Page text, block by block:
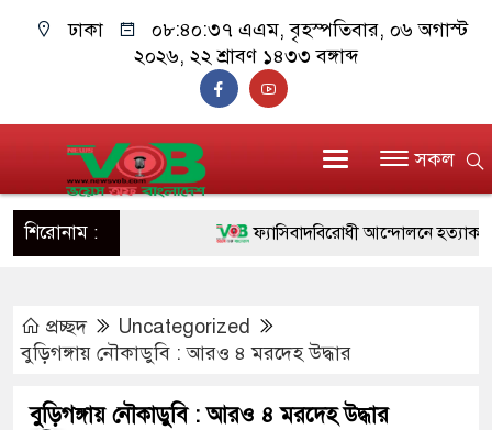
ঢাকা ০৮:৪০:৩৭ এএম, বৃহস্পতিবার, ০৬ অগাস্ট
২০২৬, ২২ শ্রাবণ ১৪৩৩ বঙ্গাব্দ
সকল
শিরোনাম : ফ্যাসিবাদবিরোধী আন্দোলনে হত্যাকাণ্ডের
মাননীয় প্রধানমন্ত্রী, মন্ত্রীবর্গ ও সরকারের
উদ্ধার
প্রচ্ছদ
Uncategorized
বুড়িগঙ্গায় নৌকাডুবি : আরও ৪ মরদেহ উদ্ধার
বুড়িগঙ্গায় নৌকাডুবি : আরও ৪ মরদেহ উদ্ধার